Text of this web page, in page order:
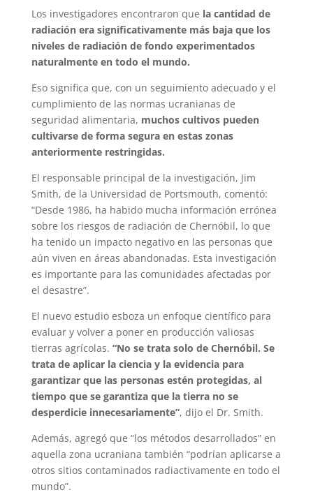
Los investigadores encontraron que la cantidad de
radiación era significativamente más baja que los
niveles de radiación de fondo experimentados
naturalmente en todo el mundo.
Eso significa que, con un seguimiento adecuado y el
cumplimiento de las normas ucranianas de
seguridad alimentaria, muchos cultivos pueden
cultivarse de forma segura en estas zonas
anteriormente restringidas.
El responsable principal de la investigación, Jim
Smith, de la Universidad de Portsmouth, comentó:
“Desde 1986, ha habido mucha información errónea
sobre los riesgos de radiación de Chernóbil, lo que
ha tenido un impacto negativo en las personas que
aún viven en áreas abandonadas. Esta investigación
es importante para las comunidades afectadas por
el desastre”.
El nuevo estudio esboza un enfoque científico para
evaluar y volver a poner en producción valiosas
tierras agrícolas. “No se trata solo de Chernóbil. Se
trata de aplicar la ciencia y la evidencia para
garantizar que las personas estén protegidas, al
tiempo que se garantiza que la tierra no se
desperdicie innecesariamente”, dijo el Dr. Smith.
Además, agregó que “los métodos desarrollados” en
aquella zona ucraniana también “podrían aplicarse a
otros sitios contaminados radiactivamente en todo el
mundo”.